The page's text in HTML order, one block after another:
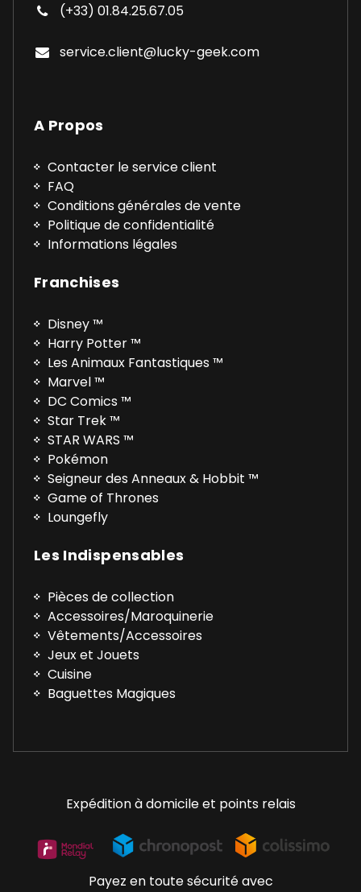
(+33) 01.84.25.67.05
service.client@lucky-geek.com
A Propos
Contacter le service client
FAQ
Conditions générales de vente
Politique de confidentialité
Informations légales
Franchises
Disney ™
Harry Potter ™
Les Animaux Fantastiques ™
Marvel ™
DC Comics ™
Star Trek ™
STAR WARS ™
Pokémon
Seigneur des Anneaux & Hobbit ™
Game of Thrones
Loungefly
Les Indispensables
Pièces de collection
Accessoires/Maroquinerie
Vêtements/Accessoires
Jeux et Jouets
Cuisine
Baguettes Magiques
Expédition à domicile et points relais
Payez en toute sécurité avec